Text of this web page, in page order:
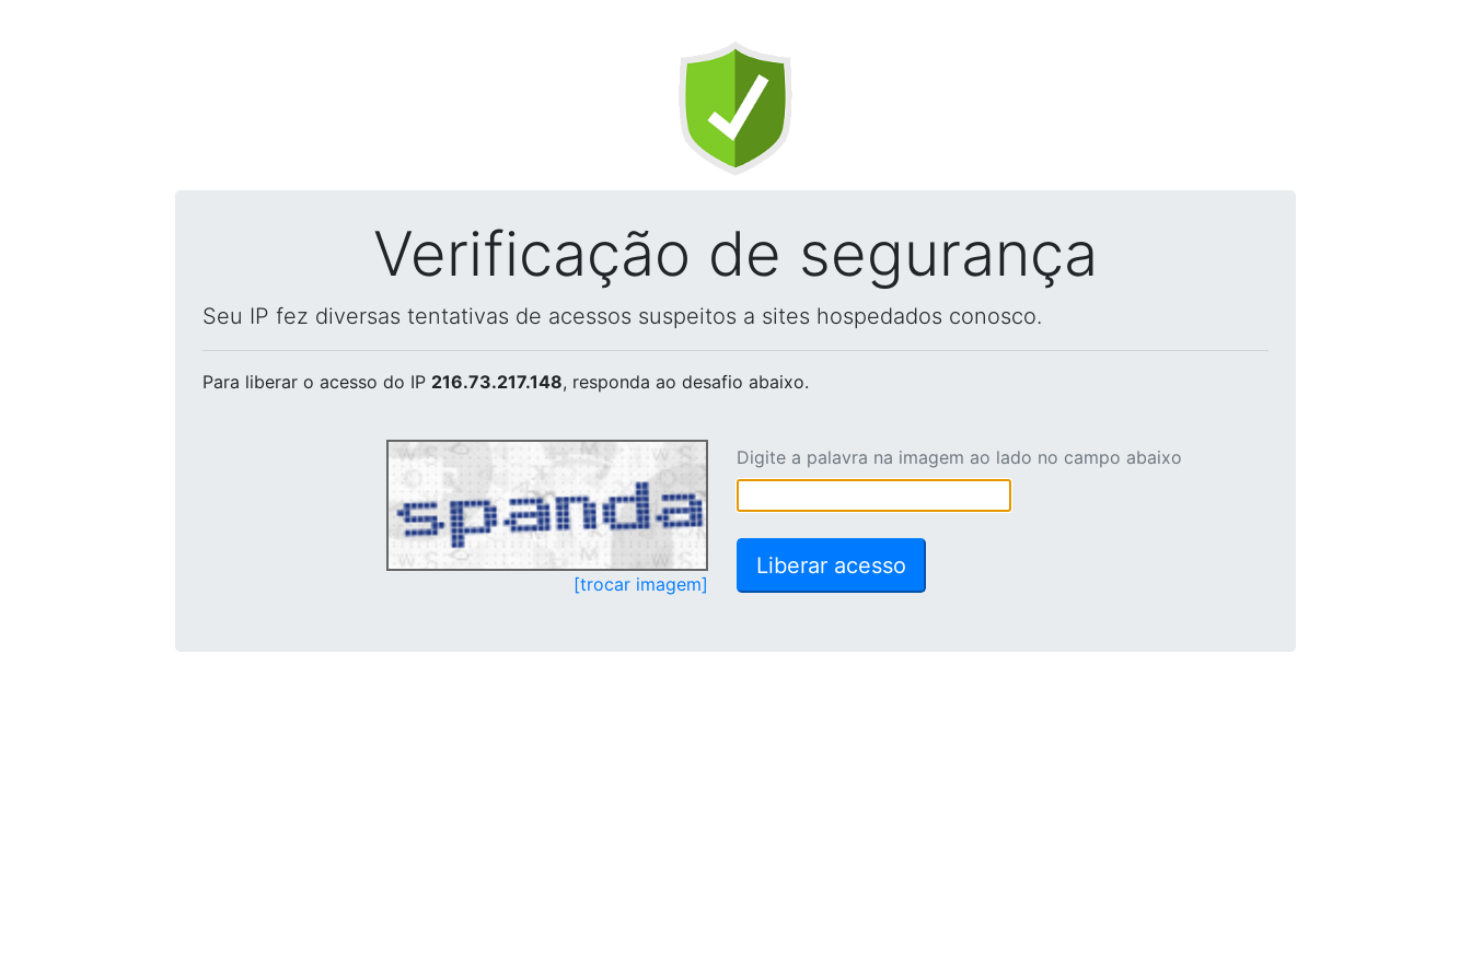
Verificação de segurança
Seu IP fez diversas tentativas de acessos suspeitos a sites hospedados conosco.
Para liberar o acesso do IP 216.73.217.148, responda ao desafio abaixo.
[trocar imagem]
Digite a palavra na imagem ao lado no campo abaixo